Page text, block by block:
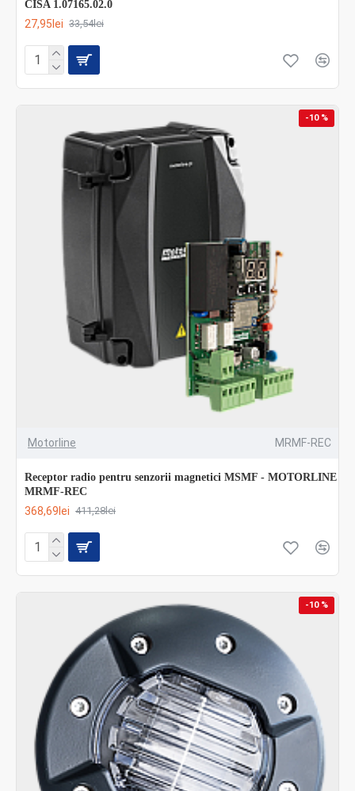
CISA 1.07165.02.0
27,95lei 33,54lei
-10 %
Motorline MRMF-REC
Receptor radio pentru senzorii magnetici MSMF - MOTORLINE
MRMF-REC
368,69lei 411,28lei
-10 %